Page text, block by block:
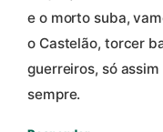
e o morto suba,
o Castelão, torcer
guerreiros, só
sempre.